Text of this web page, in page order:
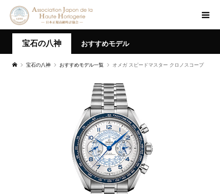
宝石の八神 おすすめモデル
宝石の八神 おすすめモデル一覧 オメガ スピードマスター クロノスコープ